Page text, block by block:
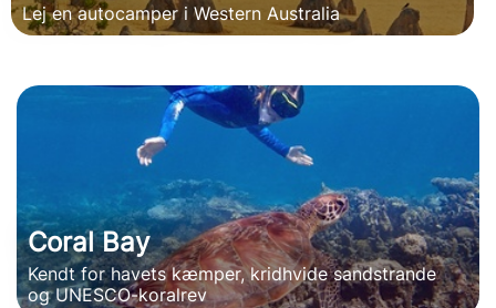
Lej en autocamper i Western Australia
Coral Bay
Kendt for havets kæmper, kridhvide sandstrande
og UNESCO-koralrev